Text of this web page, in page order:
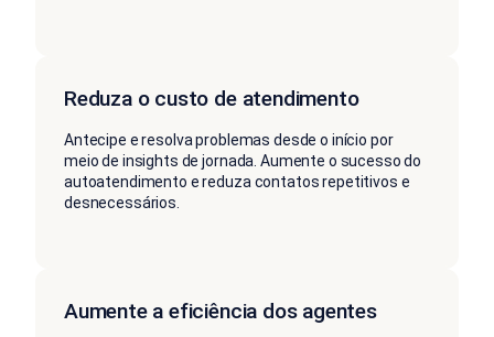
Reduza o custo de atendimento
Antecipe e resolva problemas desde o início por
meio de insights de jornada. Aumente o sucesso do
autoatendimento e reduza contatos repetitivos e
desnecessários.
Aumente a eficiência dos agentes